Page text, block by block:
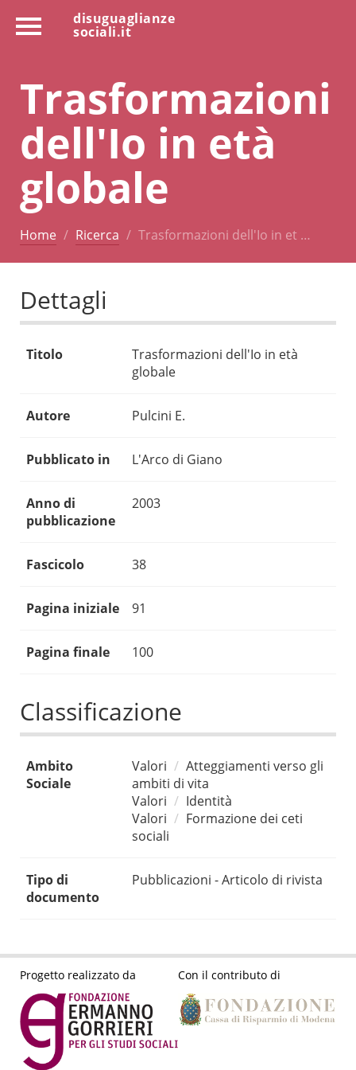
disuguaglianze
sociali.it
Trasformazioni
dell'Io in età
globale
Home Ricerca Trasformazioni dell'Io in et …
Dettagli
Titolo
Trasformazioni dell'Io in età
globale
Autore Pulcini E.
Pubblicato in L'Arco di Giano
Anno di
pubblicazione
2003
Fascicolo 38
Pagina iniziale 91
Pagina finale 100
Classificazione
Ambito
Sociale
Valori
Atteggiamenti verso gli
ambiti di vita
Valori
Identità
Valori
Formazione dei ceti
sociali
Tipo di
documento
Pubblicazioni - Articolo di rivista
Progetto realizzato da Con il contributo di